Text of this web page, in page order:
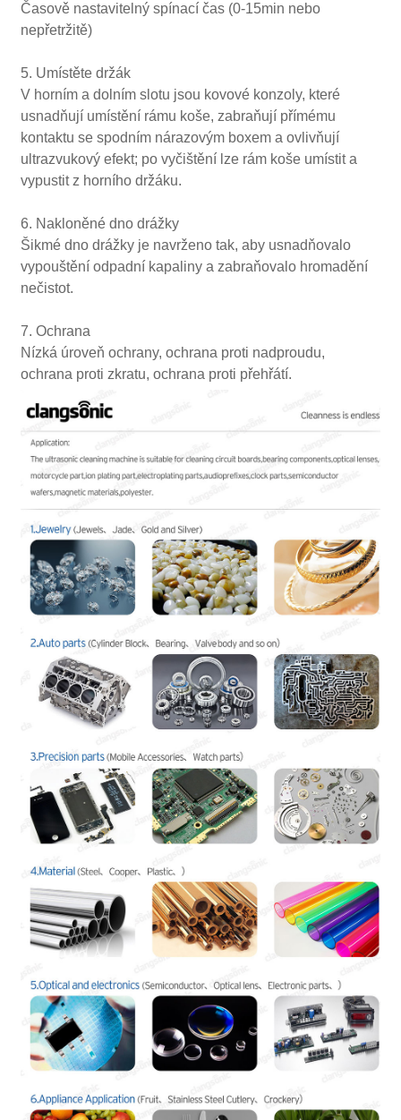
Časově nastavitelný spínací čas (0-15min nebo
nepřetržitě)
5. Umístěte držák
V horním a dolním slotu jsou kovové konzoly, které
usnadňují umístění rámu koše, zabraňují přímému
kontaktu se spodním nárazovým boxem a ovlivňují
ultrazvukový efekt; po vyčištění lze rám koše umístit a
vypustit z horního držáku.
6. Nakloněné dno drážky
Šikmé dno drážky je navrženo tak, aby usnadňovalo
vypouštění odpadní kapaliny a zabraňovalo hromadění
nečistot.
7. Ochrana
Nízká úroveň ochrany, ochrana proti nadproudu,
ochrana proti zkratu, ochrana proti přehřátí.